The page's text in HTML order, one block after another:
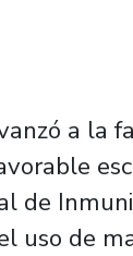
a la
de
uso de